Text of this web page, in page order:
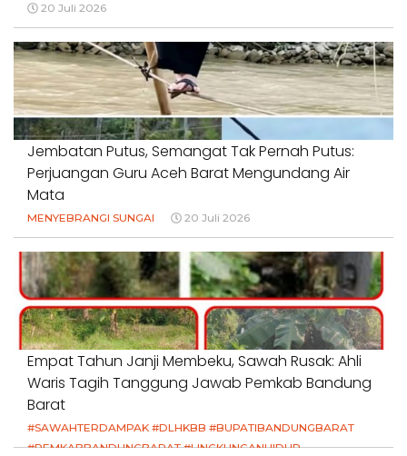
20 Juli 2026
Jembatan Putus, Semangat Tak Pernah Putus:
Perjuangan Guru Aceh Barat Mengundang Air
Mata
MENYEBRANGI SUNGAI 20 Juli 2026
Empat Tahun Janji Membeku, Sawah Rusak: Ahli
Waris Tagih Tanggung Jawab Pemkab Bandung
Barat
#SAWAHTERDAMPAK #DLHKBB #BUPATIBANDUNGBARAT
#PEMKABBANDUNGBARAT #LINGKUNGANHIDUP